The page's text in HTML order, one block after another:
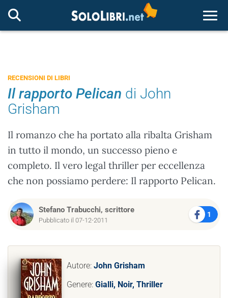
RECENSIONI DI LIBRI
Il rapporto Pelican di John
Grisham
Il romanzo che ha portato alla ribalta Grisham
in tutto il mondo, un successo pieno e
completo. Il vero legal thriller per eccellenza
che non possiamo perdere: Il rapporto Pelican.
Stefano Trabucchi, scrittore
Pubblicato il 07-12-2011
1
Autore: John Grisham
Genere: Gialli, Noir, Thriller